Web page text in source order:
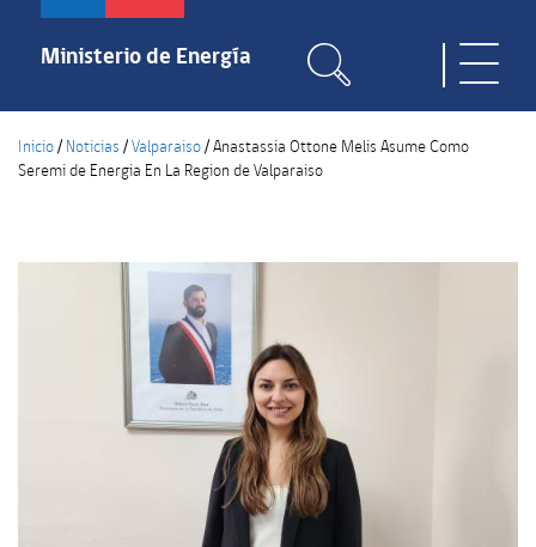
Pasar
contenido
Ministerio de Energía
Inicio/ Noticias /Valparaiso/Anastassia Ottone Melis Asume Como
Seremi de Energia En La Region de Valparaiso